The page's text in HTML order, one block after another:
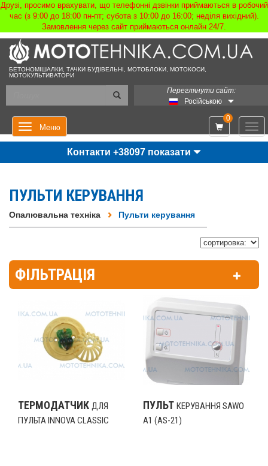
Друзі, просимо врахувати, що телефонні дзвінки приймаються в робочий
час (з 9:00 до 18:00 пн-пт; субота з 10:00 до 16:00; неділя вихідний).
Замовлення через сайт приймаються онлайн 24/7.
БЕТОНОМІШАЛКИ, ТАЧКИ БУДІВЕЛЬНІ, МОТОБЛОКИ, МОТОКОСИ,
МОТОКУЛЬТИВАТОРИ
Переглянути сайт:
Російською
Меню
0
Контакти +38097 показати
ПУЛЬТИ КЕРУВАННЯ
Опалювальна техніка Пульти керування
ФІЛЬТРАЦІЯ
ТЕРМОДАТЧИК ДЛЯ
ПУЛЬТА INNOVA CLASSIC
ПУЛЬТ КЕРУВАННЯ SAWO
A1 (AS-21)